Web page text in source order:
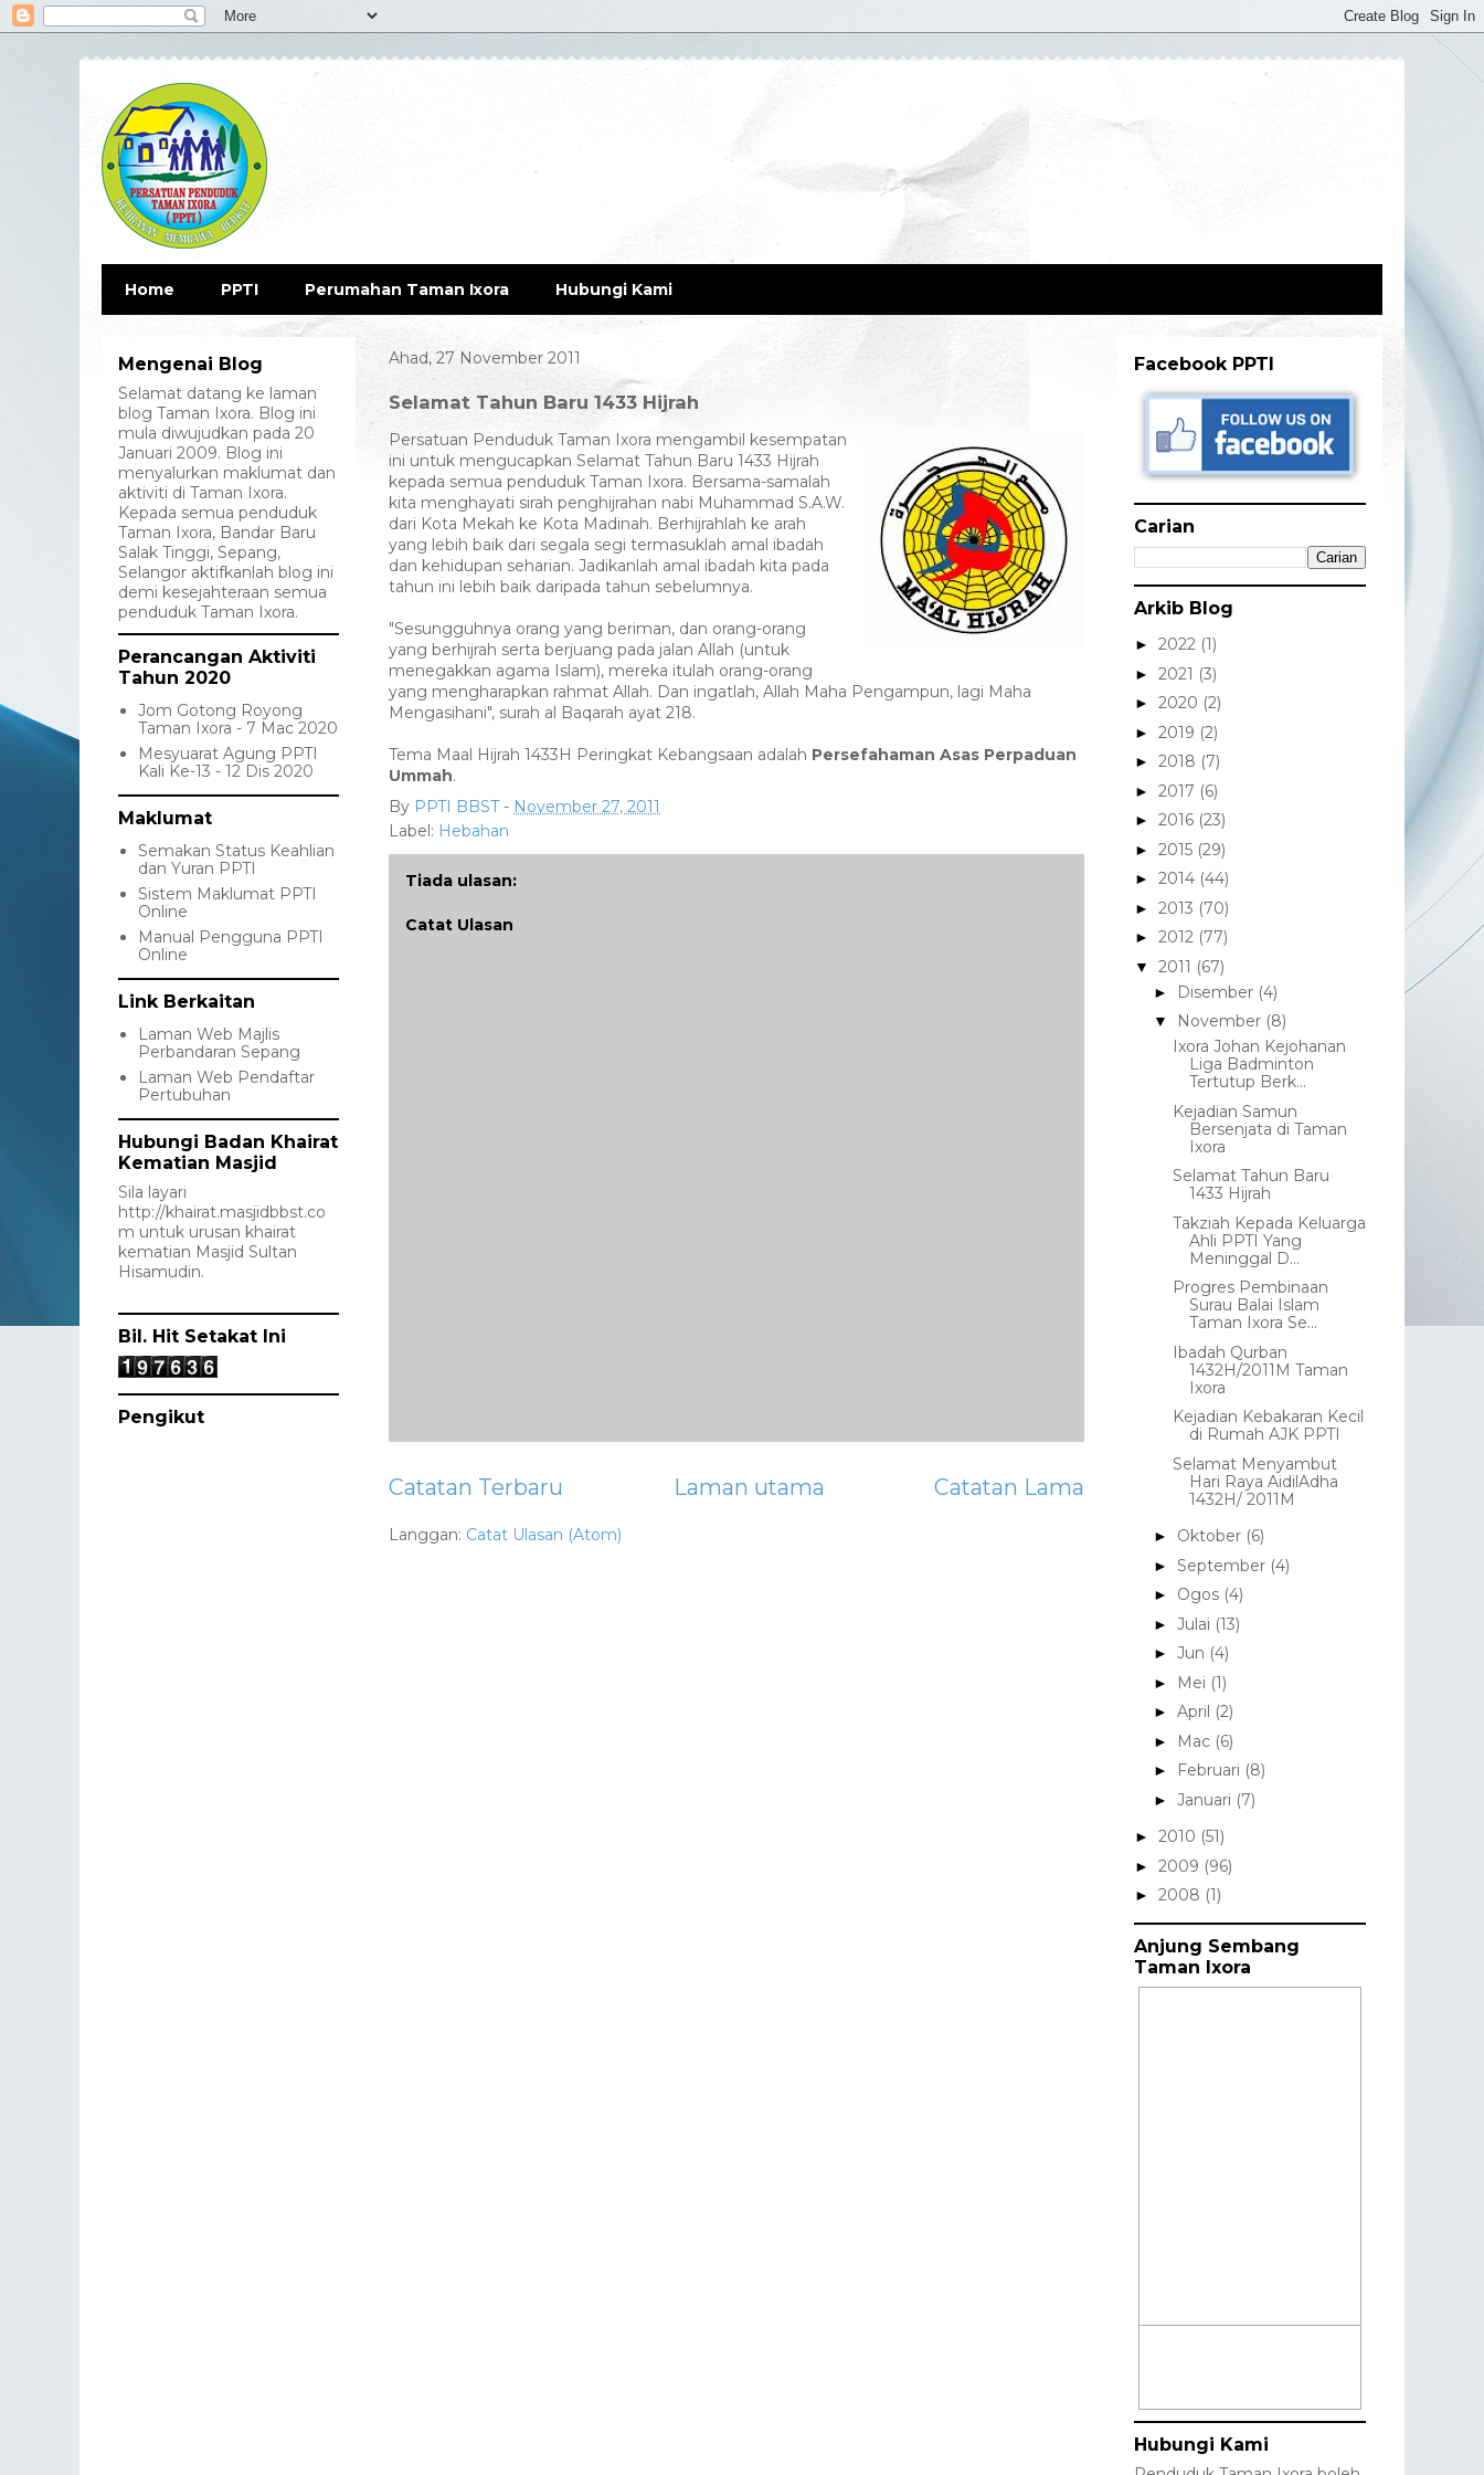
Home PPTI Perumahan Taman Ixora Hubungi Kami
Ahad, 27 November 2011
Selamat Tahun Baru 1433 Hijrah
Persatuan Penduduk Taman Ixora mengambil kesempatan
ini untuk mengucapkan Selamat Tahun Baru 1433 Hijrah
kepada semua penduduk Taman Ixora. Bersama-samalah
kita menghayati sirah penghijrahan nabi Muhammad S.A.W.
dari Kota Mekah ke Kota Madinah. Berhijrahlah ke arah
yang lebih baik dari segala segi termasuklah amal ibadah
dan kehidupan seharian. Jadikanlah amal ibadah kita pada
tahun ini lebih baik daripada tahun sebelumnya.
"Sesungguhnya orang yang beriman, dan orang-orang
yang berhijrah serta berjuang pada jalan Allah (untuk
menegakkan agama Islam), mereka itulah orang-orang
yang mengharapkan rahmat Allah. Dan ingatlah, Allah Maha Pengampun, lagi Maha
Mengasihani", surah al Baqarah ayat 218.
Tema Maal Hijrah 1433H Peringkat Kebangsaan adalah Persefahaman Asas Perpaduan
Ummah.
By PPTI BBST - November 27, 2011
Label: Hebahan
Tiada ulasan:
Catat Ulasan
Catatan Terbaru Catatan Lama
Laman utama
Langgan: Catat Ulasan (Atom)
Mengenai Blog
Selamat datang ke laman
blog Taman Ixora. Blog ini
mula diwujudkan pada 20
Januari 2009. Blog ini
menyalurkan maklumat dan
aktiviti di Taman Ixora.
Kepada semua penduduk
Taman Ixora, Bandar Baru
Salak Tinggi, Sepang,
Selangor aktifkanlah blog ini
demi kesejahteraan semua
penduduk Taman Ixora.
Perancangan Aktiviti
Tahun 2020
Jom Gotong Royong
Taman Ixora - 7 Mac 2020
Mesyuarat Agung PPTI
Kali Ke-13 - 12 Dis 2020
Maklumat
Semakan Status Keahlian
dan Yuran PPTI
Sistem Maklumat PPTI
Online
Manual Pengguna PPTI
Online
Link Berkaitan
Laman Web Majlis
Perbandaran Sepang
Laman Web Pendaftar
Pertubuhan
Hubungi Badan Khairat
Kematian Masjid
Sila layari
http://khairat.masjidbbst.co
m untuk urusan khairat
kematian Masjid Sultan
Hisamudin.
Bil. Hit Setakat Ini
Pengikut
Facebook PPTI
Carian
Arkib Blog
► 2022 (1)
► 2021 (3)
► 2020 (2)
► 2019 (2)
► 2018 (7)
► 2017 (6)
► 2016 (23)
► 2015 (29)
► 2014 (44)
► 2013 (70)
► 2012 (77)
▼ 2011 (67)
► Disember (4)
▼ November (8)
Ixora Johan Kejohanan
Liga Badminton
Tertutup Berk...
Kejadian Samun
Bersenjata di Taman
Ixora
Selamat Tahun Baru
1433 Hijrah
Takziah Kepada Keluarga
Ahli PPTI Yang
Meninggal D...
Progres Pembinaan
Surau Balai Islam
Taman Ixora Se...
Ibadah Qurban
1432H/2011M Taman
Ixora
Kejadian Kebakaran Kecil
di Rumah AJK PPTI
Selamat Menyambut
Hari Raya AidilAdha
1432H/ 2011M
► Oktober (6)
► September (4)
► Ogos (4)
► Julai (13)
► Jun (4)
► Mei (1)
► April (2)
► Mac (6)
► Februari (8)
► Januari (7)
► 2010 (51)
► 2009 (96)
► 2008 (1)
Anjung Sembang
Taman Ixora
Hubungi Kami